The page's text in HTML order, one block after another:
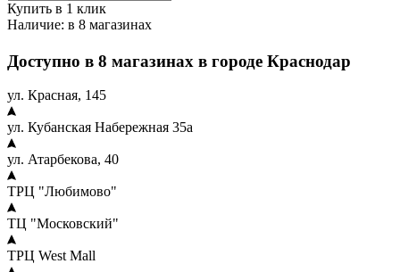
Купить в 1 клик
Наличие: в 8 магазинах
Доступно в 8 магазинах в городе Краснодар
ул. Красная, 145
ул. Кубанская Набережная 35а
ул. Атарбекова, 40
ТРЦ "Любимово"
ТЦ "Московский"
ТРЦ West Mall